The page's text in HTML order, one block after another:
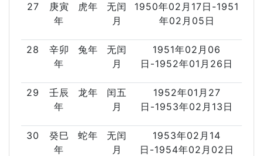
27
庚寅
年
虎年
无闰
月
1950年02月17日-1951
年02月05日
28
辛卯
年
兔年
无闰
月
1951年02月06
日-1952年01月26日
29
壬辰
年
龙年
闰五
月
1952年01月27
日-1953年02月13日
30
癸巳
年
蛇年
无闰
月
1953年02月14
日-1954年02月02日